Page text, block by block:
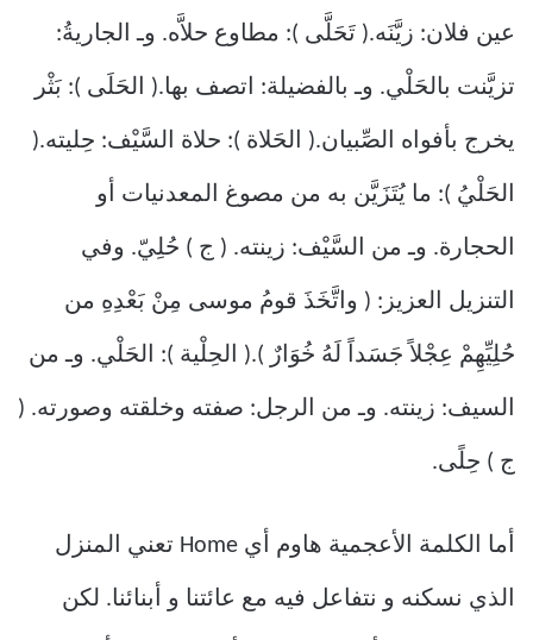
عين فلان: زيَّنَه.( تَحَلَّى ): مطاوع حلاَّه. وـ الجاريةُ:
تزيَّنت بالحَلْي. وـ بالفضيلة: اتصف بها.( الحَلَى ): بَثْر
يخرج بأفواه الصِّبيان.( الحَلاة ): حلاة السَّيْف: حِليته.(
الحَلْيُ ): ما يُتَزَيَّن به من مصوغ المعدنيات أو
الحجارة. وـ من السَّيْف: زينته. ( ج ) حُلِيّ. وفي
التنزيل العزيز: ( واتَّخَذَ قومُ موسى مِنْ بَعْدِهِ من
حُلِيِّهِمْ عِجْلاً جَسَداً لَهُ خُوَارٌ ).( الحِلْية ): الحَلْي. وـ من
السيف: زينته. وـ من الرجل: صفته وخلقته وصورته. (
ج ) حِلًى.
أما الكلمة الأعجمية هاوم أي Home تعني المنزل
الذي نسكنه و نتفاعل فيه مع عائتنا و أبنائنا. لكن